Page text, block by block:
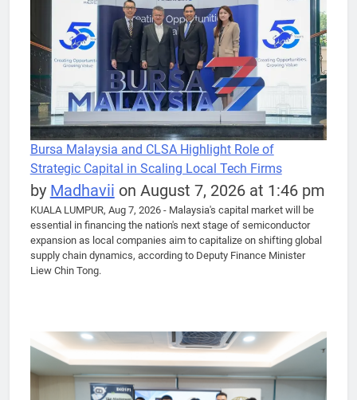
Bursa Malaysia and CLSA Highlight Role of
Strategic Capital in Scaling Local Tech Firms
by Madhavii on August 7, 2026 at 1:46 pm
KUALA LUMPUR, Aug 7, 2026 - Malaysia's capital market will be
essential in financing the nation's next stage of semiconductor
expansion as local companies aim to capitalize on shifting global
supply chain dynamics, according to Deputy Finance Minister
Liew Chin Tong.